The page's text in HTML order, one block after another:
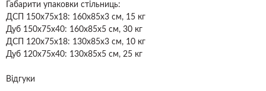
Габарити упаковки стільниць:
ДСП 150х75х18: 160х85х3 см, 15 кг
Дуб 150х75х40: 160х85х5 см, 30 кг
ДСП 120х75х18: 130х85х3 см, 10 кг
Дуб 120х75х40: 130х85х5 см, 25 кг
Відгуки